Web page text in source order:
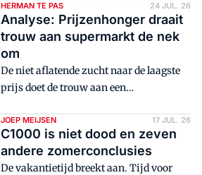
over Aldi en Lidl. Vooral Lidl voegt steeds
meer waarde toe aan zijn formule,
waardoor het bedrijf de pure
discounthoek verlaat. Dat schept ruimte
voor andere lageprijsformules.
HERMAN TE PAS 24 JUL. 26
Analyse: Prijzenhonger draait
trouw aan supermarkt de nek
om
De niet aflatende zucht naar de laagste
prijs doet de trouw aan een
conclusie trekt Distrifood-redacteur
Herman te Pas door het nieuwe rapport
van de consultants van Roland Berger.
JOEP MEIJSEN 17 JUL. 26
C1000 is niet dood en zeven
andere zomerconclusies
De vakantietijd breekt aan. Tijd voor